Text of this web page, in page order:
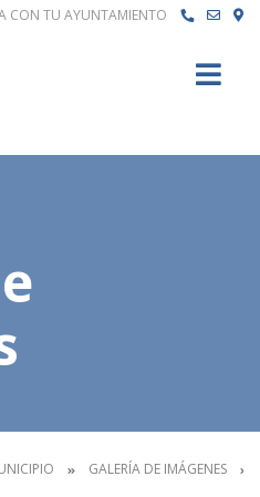
CON TU AYUNTAMIENTO
GALERÍA DE IMÁGENES